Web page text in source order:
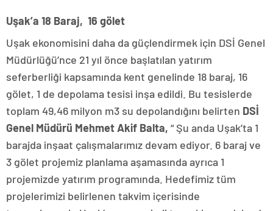
Uşak’a 18 Baraj, 16 gölet
Uşak ekonomisini daha da güçlendirmek için DSİ Genel
Müdürlüğü’nce 21 yıl önce başlatılan yatırım
seferberliği kapsamında kent genelinde 18 baraj, 16
gölet, 1 de depolama tesisi inşa edildi. Bu tesislerde
toplam 49,46 milyon m3 su depolandığını belirten DSİ
Genel Müdürü Mehmet Akif Balta, “ Şu anda Uşak’ta 1
barajda inşaat çalışmalarımız devam ediyor. 6 baraj ve
3 gölet projemiz planlama aşamasında ayrıca 1
projemizde yatırım programında. Hedefimiz tüm
projelerimizi belirlenen takvim içerisinde